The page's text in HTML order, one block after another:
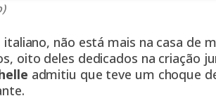
não está mais na casa de
oito deles dedicados na criação
admitiu que teve um choque